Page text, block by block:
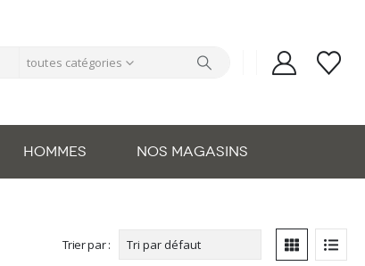
toutes catégories
HOMMES NOS MAGASINS
Trier par :